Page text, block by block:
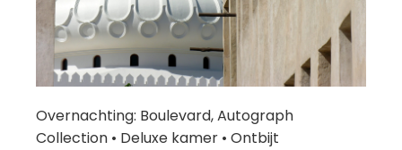
Overnachting: Boulevard, Autograph
Collection • Deluxe kamer • Ontbijt